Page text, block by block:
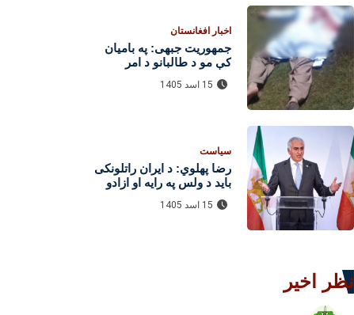
اخبار افغانستان
جمهوریت جبهی: په بامیان
کې مو د طالبانو د امر
بالمعروف یو مامور وژلی
15 اسد 1405
سیاست
رضا پهلوي: د ایران راتلونکی
باید د ولس په رایه او ازادو
ټاکنو وټاکل شي
15 اسد 1405
نظر اخیر